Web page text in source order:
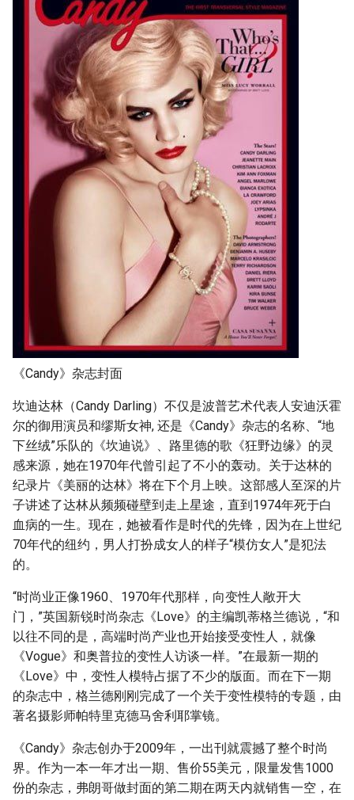
《Candy》杂志封面
坎迪达林（Candy Darling）不仅是波普艺术代表人安迪沃霍
尔的御用演员和缪斯女神, 还是《Candy》杂志的名称、“地
下丝绒”乐队的《坎迪说》、路里德的歌《狂野边缘》的灵
感来源，她在1970年代曾引起了不小的轰动。关于达林的
纪录片《美丽的达林》将在下个月上映。这部感人至深的片
子讲述了达林从频频碰壁到走上星途，直到1974年死于白
血病的一生。现在，她被看作是时代的先锋，因为在上世纪
70年代的纽约，男人打扮成女人的样子“模仿女人”是犯法
的。
“时尚业正像1960、1970年代那样，向变性人敞开大
门，”英国新锐时尚杂志《Love》的主编凯蒂格兰德说，“和
以往不同的是，高端时尚产业也开始接受变性人，就像
《Vogue》和奥普拉的变性人访谈一样。”在最新一期的
《Love》中，变性人模特占据了不少的版面。而在下一期
的杂志中，格兰德刚刚完成了一个关于变性模特的专题，由
著名摄影师帕特里克德马舍利耶掌镜。
《Candy》杂志创办于2009年，一出刊就震撼了整个时尚
界。作为一本一年才出一期、售价55美元，限量发售1000
份的杂志，弗朗哥做封面的第二期在两天内就销售一空，在